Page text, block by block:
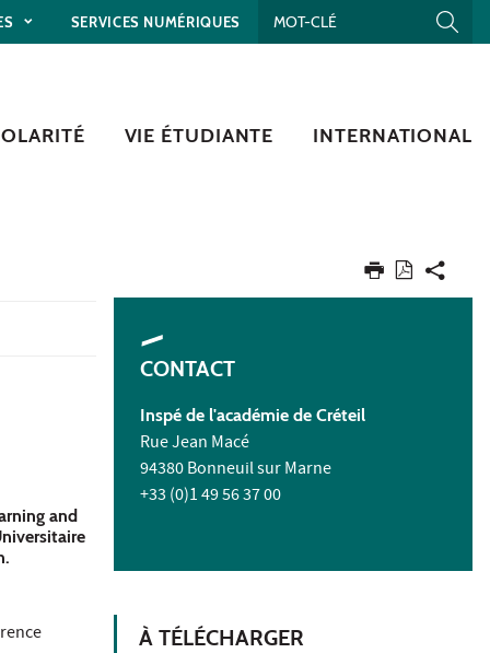
SERVICES NUMÉRIQUES
VIE ÉTUDIANTE INTERNATIONAL
and
CONTACT
Inspé de l'académie de Créteil
Rue Jean Macé
94380 Bonneuil sur Marne
+33 (0)1 49 56 37 00
À TÉLÉCHARGER